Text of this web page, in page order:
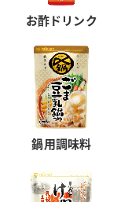
お酢ドリンク
鍋用調味料